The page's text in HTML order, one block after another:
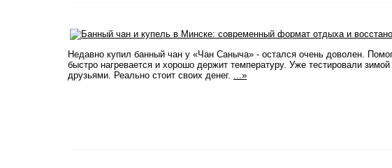
Недавно купил банный чан у «Чан Саныча» - остался очень доволен.
быстро нагревается и хорошо держит температуру. Уже тестировали
друзьями. Реально стоит своих денег.
...»